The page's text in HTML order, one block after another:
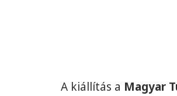
A kiállítás a Magyar